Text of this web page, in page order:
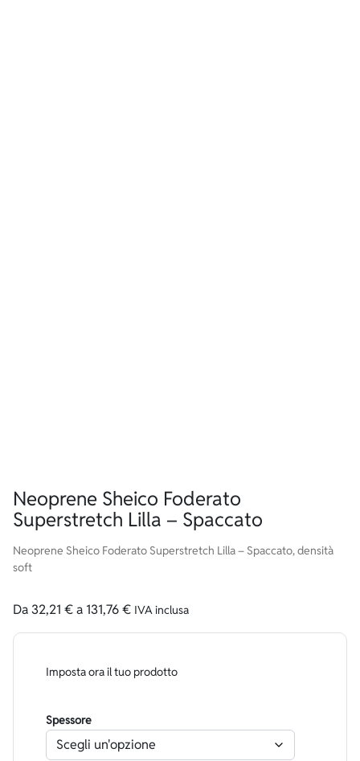
Neoprene Sheico Foderato
Superstretch Lilla – Spaccato
Neoprene Sheico Foderato Superstretch Lilla – Spaccato, densità
soft
Da32,21€a 131,76€ IVA inclusa
Imposta ora il tuo prodotto
Spessore